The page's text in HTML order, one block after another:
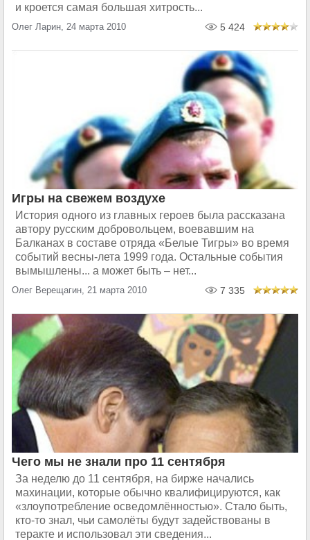
и кроется самая большая хитрость...
Олег Ларин, 24 марта 2010 5 424
Игры на свежем воздухе
История одного из главных героев была рассказана
автору русским добровольцем, воевавшим на
Балканах в составе отряда «Белые Тигры» во время
событий весны-лета 1999 года. Остальные события
вымышлены... а может быть – нет...
Олег Верещагин, 21 марта 2010 7 335
Чего мы не знали про 11 сентября
За неделю до 11 сентября, на бирже начались
махинации, которые обычно квалифицируются, как
«злоупотребление осведомлённостью». Стало быть,
кто-то знал, чьи самолёты будут задействованы в
теракте и использовал эти сведения...